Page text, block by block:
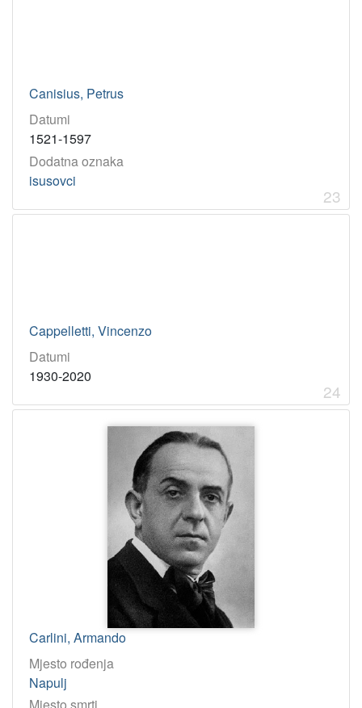
Canisius, Petrus
Datumi
1521-1597
Dodatna oznaka
isusovci
23
Cappelletti, Vincenzo
Datumi
1930-2020
24
Carlini, Armando
Mjesto rođenja
Napulj